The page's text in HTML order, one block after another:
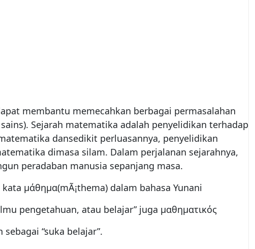
membantu memecahkan berbagai permasalahan
Sejarah matematika adalah penyelidikan terhadap
dansedikit perluasannya, penyelidikan
dimasa silam. Dalam perjalanan sejarahnya,
peradaban manusia sepanjang masa.
μάθημα(mÃ¡thema) dalam bahasa Yunani
pengetahuan, atau belajar” juga μαθηματικός
“suka belajar”.